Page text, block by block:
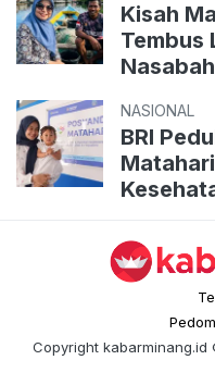
Kisah
Tembus
NASIONAL
BRI
Copyright kabarminang.id